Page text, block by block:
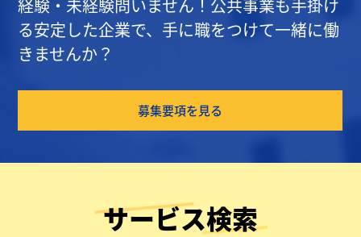
経験・未経験問いません！公共事業も手掛け
る安定した企業で、手に職をつけて一緒に働
きませんか？
募集要項を見る
サービス検索